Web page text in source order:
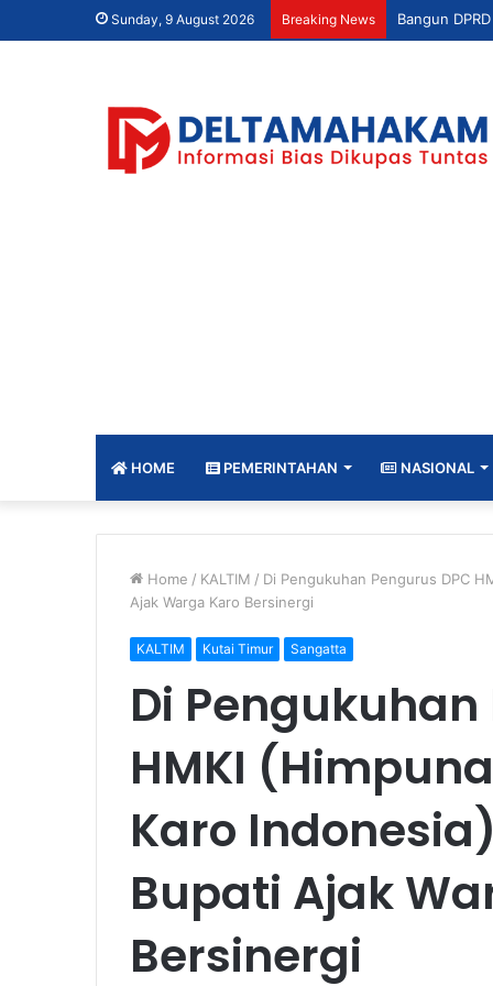
Sunday, 9 August 2026 Breaking News
HOME PEMERINTAHAN NASIONAL
Home / KALTIM / Di Pengukuhan Pengurus DPC
Ajak Warga Karo Bersinergi
KALTIM Kutai Timur Sangatta
Di Pengukuhan
HMKI
Karo
Bupati Ajak
Bersinergi